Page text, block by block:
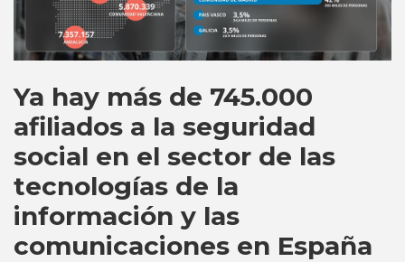
Ya hay más de 745.000
afiliados a la seguridad
social en el sector de las
tecnologías de la
información y las
comunicaciones en España